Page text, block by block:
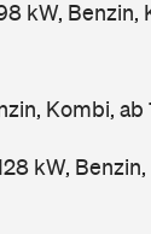
kW, Benzin,
Kombi, ab
kW,